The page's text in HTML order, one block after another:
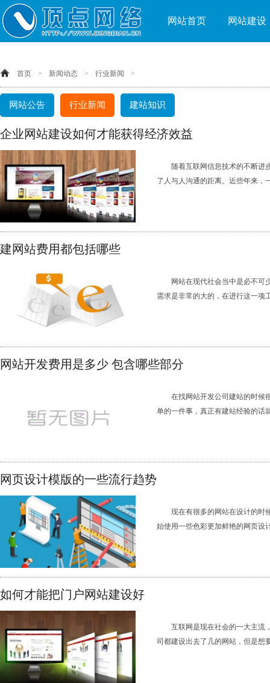
网站首页 网站建设
首页 > 新闻动态 > 行业新闻 >
网站公告 行业新闻 建站知识
企业网站建设如何才能获得经济效益
随着互联网信息技术的不断进
了人与人沟通的距离。近些年来，
建网站费用都包括哪些
网站在现代社会当中是必不可
需求是非常的大的，在进行这一项
网站开发费用是多少 包含哪些部分
在找网站开发公司建站的时候
单的一件事，真正有建站经验的话
网页设计模版的一些流行趋势
现在有很多的网站在设计的时
始使用一些色彩更加鲜艳的网页设
如何才能把门户网站建设好
互联网是现在社会的一大主流
司都建设出去了几的网站，但是想